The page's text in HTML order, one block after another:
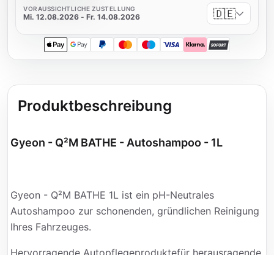
VORAUSSICHTLICHE ZUSTELLUNG
Mi. 12.08.2026 - Fr. 14.08.2026 🇩🇪
Apple PayGoogle Pay
PayPalMastercardMaestro
Visa KlarnaSOFORT
Produktbeschreibung
Gyeon - Q²M BATHE - Autoshampoo - 1L
Gyeon - Q²M BATHE 1L ist ein pH-Neutrales
Autoshampoo zur schonenden, gründlichen Reinigung
Ihres Fahrzeuges.
Hervorragende Autopflegeproduktefür herausragende